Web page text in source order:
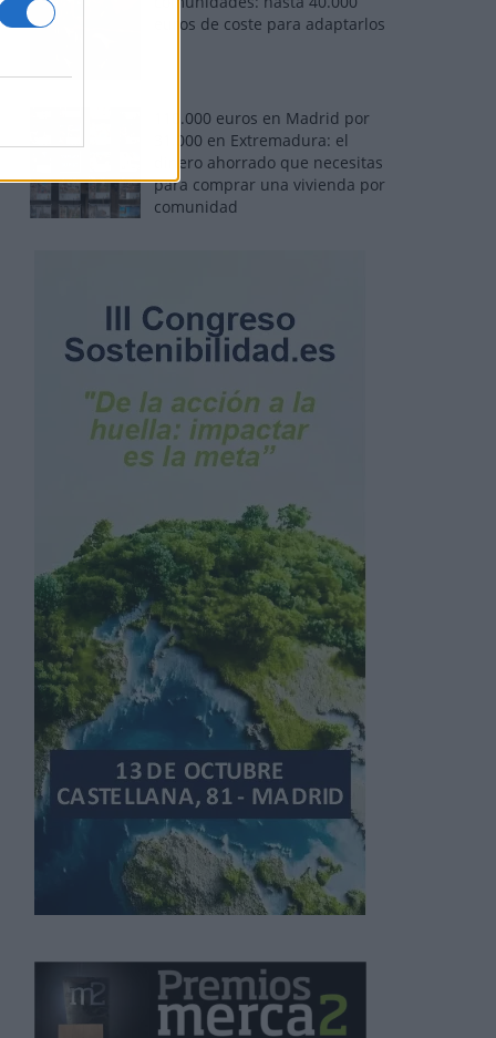
euros de coste para adaptarlos
110.000 euros en Madrid por
31.000 en Extremadura: el
dinero ahorrado que necesitas
para comprar una vivienda por
comunidad